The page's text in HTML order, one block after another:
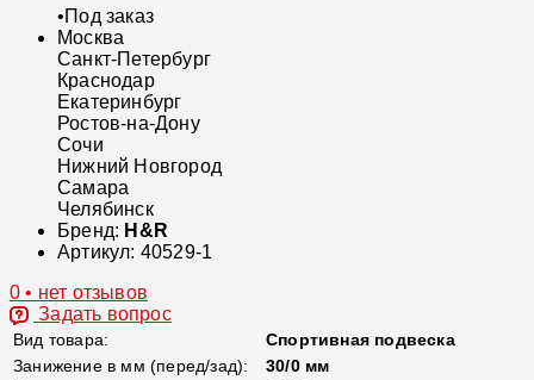
•Под заказ
Москва
Санкт-Петербург
Краснодар
Екатеринбург
Ростов-на-Дону
Сочи
Нижний Новгород
Самара
Челябинск
Бренд: H&R
Артикул: 40529-1
0 • нет отзывов
Задать вопрос
Вид товара:
Спортивная подвеска
Занижение в мм (перед/зад):
30/0 мм